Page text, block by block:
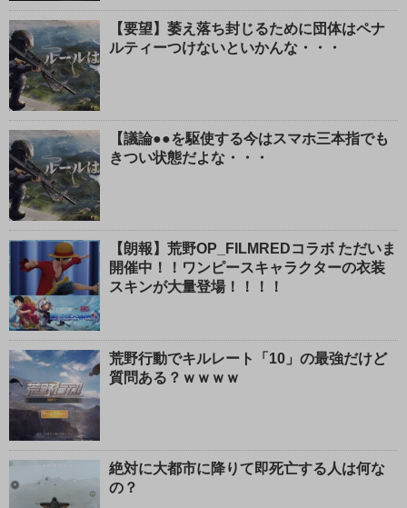
【要望】萎え落ち封じるために団体はペナ
ルティーつけないといかんな・・・
【議論●●を駆使する今はスマホ三本指でも
きつい状態だよな・・・
【朗報】荒野OP_FILMREDコラボ ただいま
開催中！！ワンピースキャラクターの衣装
スキンが大量登場！！！！
荒野行動でキルレート「10」の最強だけど
質問ある？ｗｗｗｗ
絶対に大都市に降りて即死亡する人は何な
の？